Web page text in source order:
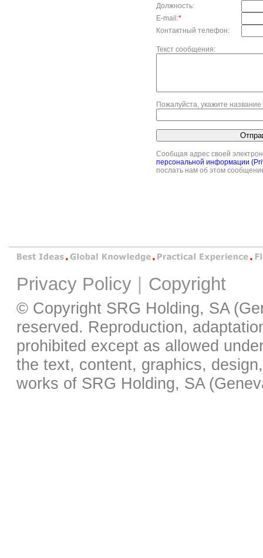
Должность:
E-mail:*
Контактный телефон:
Текст сообщения:
Пожалуйста, укажите
Сообщая адрес своей
персональной информации
послать нам об этом
Privacy Policy Copyright
© Copyright SRG Holding, SA
reserved. Reproduction,
prohibited except as allowed
the text, content, graphics,
works of SRG Holding, SA